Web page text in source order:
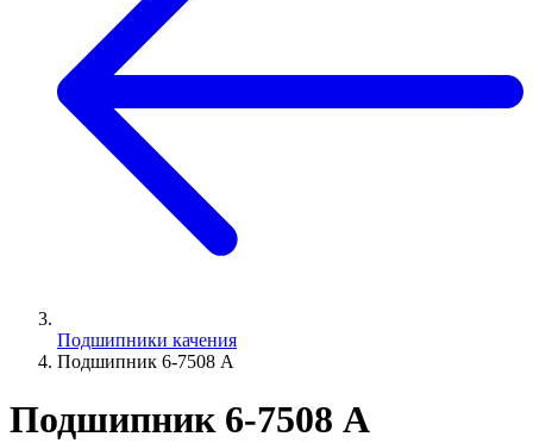
Подшипники качения
Подшипник 6-7508 А
Подшипник 6-7508 А